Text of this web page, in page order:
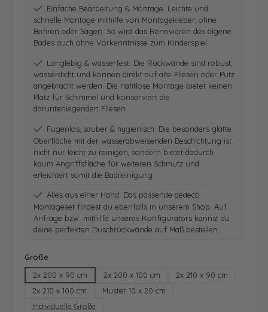
Einfache Bearbeitung & Montage: Leichte und
schnelle Montage mithilfe von Montagekleber, ohne
Bohren oder Sägen. So wird das Renovieren des eigene
Bades auch ohne Vorkenntnisse zum Kinderspiel.
Langlebig & wasserfest: Die Rückwände sind robust,
wasserdicht und können direkt auf alte Fliesen oder Putz
angebracht werden. Die nahtlose Montage bietet keinen
Platz für Schimmel und konserviert die
darunterliegenden Fliesen
Fugenlos, sauber & hygienisch: Die besonders glatte
Oberfläche mit der wasserabweisenden Beschichtung ist
nicht nur leicht zu reinigen, sondern bietet dadurch
kaum Angriffsfläche für weiteren Schmutz und
erleichtert somit die Badreinigung
Alles aus einer Hand: Das passende dedeco
Montageset findest du ebenfalls in unserem Shop. Auf
Anfrage bzw. mithilfe unseres Konfigurators kannst du
deine perfekten Duschrückwände auf Maß bestellen
Größe
2x 200 x 90 cm
2x 200 x 100 cm
2x 210 x 90 cm
2x 210 x 100 cm
Muster 10 x 20 cm
Individuelle Größe